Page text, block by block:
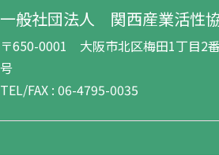
一般社団法人 関西産業活性
〒650-0001 大阪市北区梅田1丁目2
号
TEL/FAX : 06-4795-0035